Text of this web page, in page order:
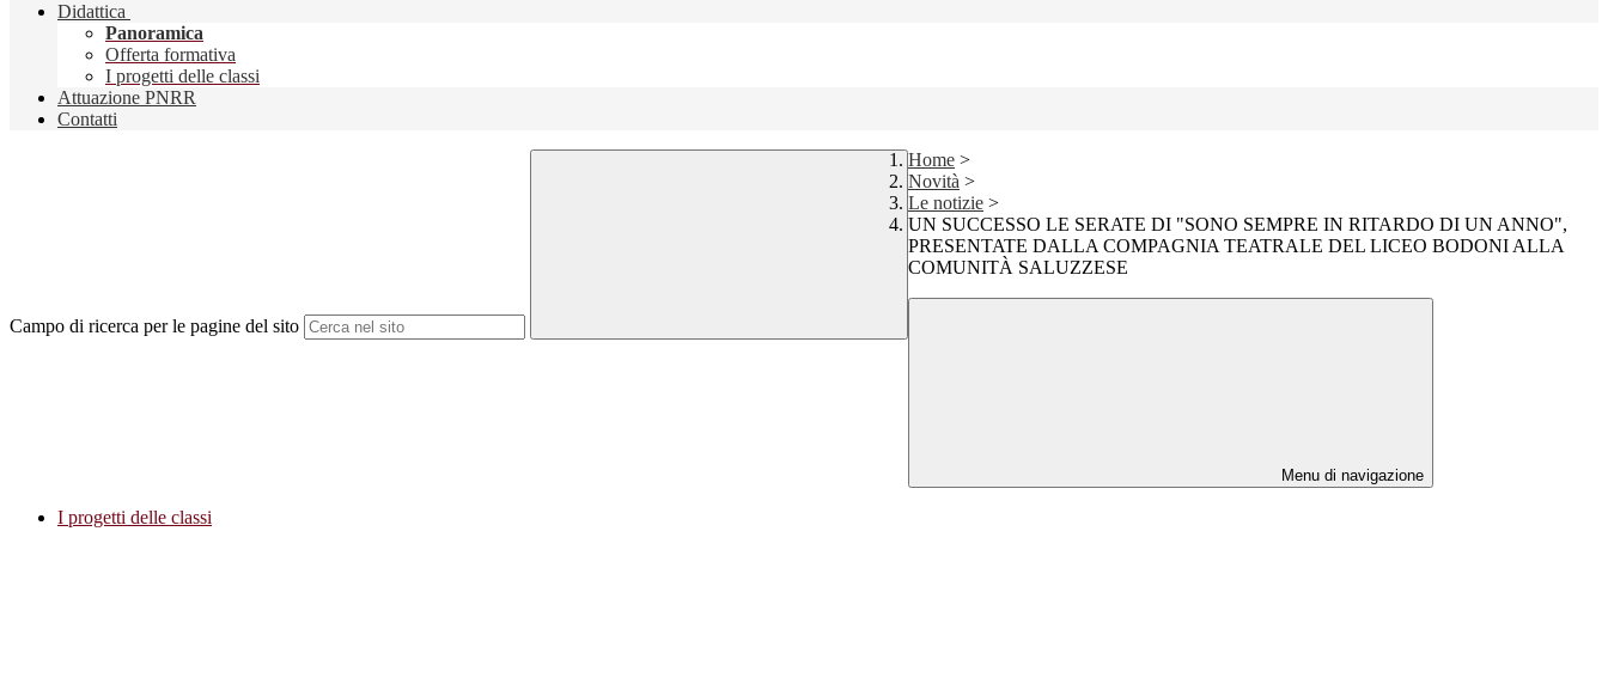
Didattica
Panoramica
Offerta formativa
I progetti delle classi
Attuazione PNRR
Contatti
Campo di ricerca per le pagine del sito
Home >
Novità >
Le notizie >
UN SUCCESSO LE SERATE DI "SONO SEMPRE IN RITARDO DI UN ANNO",
PRESENTATE DALLA COMPAGNIA TEATRALE DEL LICEO BODONI ALLA
COMUNITÀ SALUZZESE
Menu di navigazione
I progetti delle classi